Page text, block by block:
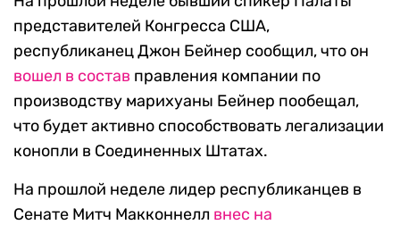
представителей Конгресса США,
республиканец Джон Бейнер сообщил, что он
вошел в состав правления компании по
производству марихуаны Бейнер пообещал,
что будет активно способствовать легализации
конопли в Соединенных Штатах.
На прошлой неделе лидер республиканцев в
Сенате Митч Макконнелл внес на